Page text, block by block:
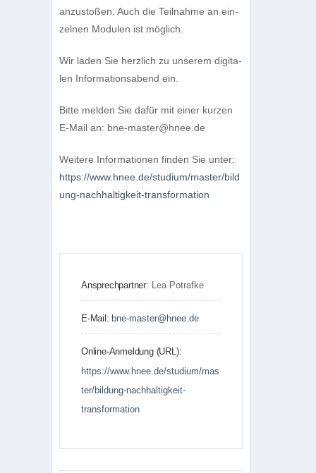
anzu­sto­ßen. Auch die Teil­nahme an ein­
zel­nen Modu­len ist möglich.
Wir laden Sie herz­lich zu unse­rem digi­ta­
len Infor­ma­ti­ons­abend ein.
Bitte mel­den Sie dafür mit einer kur­zen
E‑Mail an: bne-master@hnee.de
Wei­tere Infor­ma­tio­nen fin­den Sie unter:
https://​www​.hnee​.de/​s​t​u​d​i​u​m​/​m​a​s​t​e​r​/​b​i​l​d​
u​n​g​-​n​a​c​h​h​a​l​t​i​g​k​e​i​t​-​t​r​a​n​s​f​o​r​m​ation
Ansprechpartner: Lea Potrafke
E-Mail: bne-master@hnee.de
Online-Anmeldung (URL):
https://www.hnee.de/studium/mas
ter/bildung-nachhaltigkeit-
transformation